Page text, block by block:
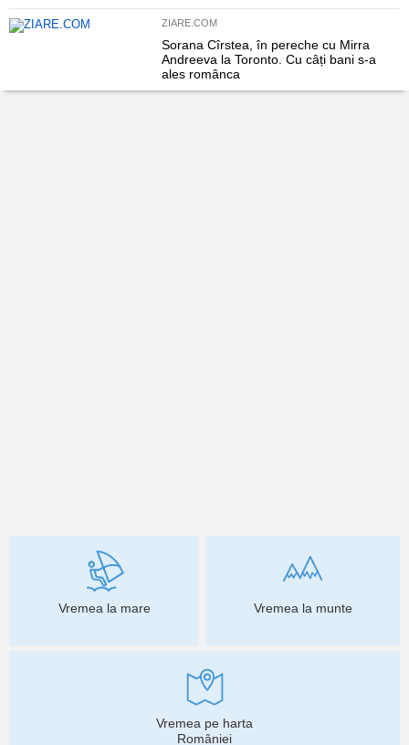
ZIARE.COM
Sorana Cîrstea, în pereche cu Mirra
Andreeva la Toronto. Cu câți bani s-a
ales românca
Vremea la mare Vremea la munte
Vremea pe harta
României